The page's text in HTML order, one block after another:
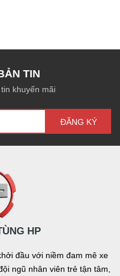
TIN
khuyến mãi
ĐĂNG KÝ
HP
đầu với niềm đam mê xe
ngũ nhân viên trẻ tận tâm,